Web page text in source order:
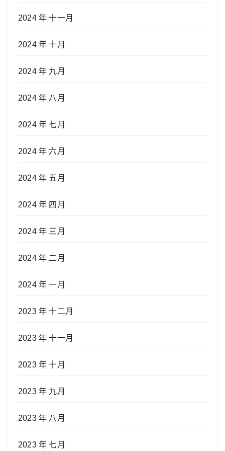
2024 年 十一月
2024 年 十月
2024 年 九月
2024 年 八月
2024 年 七月
2024 年 六月
2024 年 五月
2024 年 四月
2024 年 三月
2024 年 二月
2024 年 一月
2023 年 十二月
2023 年 十一月
2023 年 十月
2023 年 九月
2023 年 八月
2023 年 七月